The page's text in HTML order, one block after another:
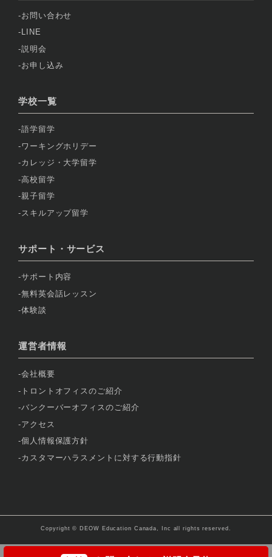
お問い合わせ
LINE
説明会
お申し込み
学校一覧
語学留学
ワーキングホリデー
カレッジ・大学留学
高校留学
親子留学
スキルアップ留学
サポート・サービス
サポート内容
無料英会話レッスン
体験談
運営者情報
会社概要
トロントオフィスのご紹介
バンクーバーオフィスのご紹介
アクセス
個人情報保護方針
カスタマーハラスメントに対する行動指針
Copyright © DEOW Education Canada, Inc all rights reserved.